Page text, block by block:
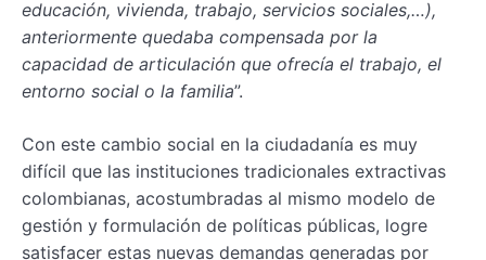
educación, vivienda, trabajo, servicios sociales,…),
anteriormente quedaba compensada por la
capacidad de articulación que ofrecía el trabajo, el
entorno social o la familia”.
Con este cambio social en la ciudadanía es muy
difícil que las instituciones tradicionales extractivas
colombianas, acostumbradas al mismo modelo de
gestión y formulación de políticas públicas, logre
satisfacer estas nuevas demandas generadas por